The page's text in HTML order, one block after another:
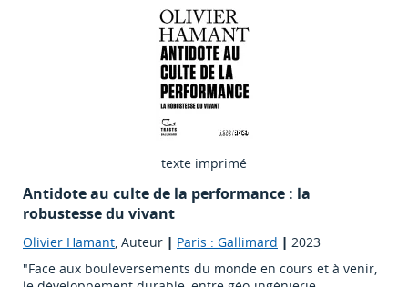
texte imprimé
Antidote au culte de la performance : la
robustesse du vivant
Olivier Hamant, Auteur | Paris : Gallimard | 2023
"Face aux bouleversements du monde en cours et à venir,